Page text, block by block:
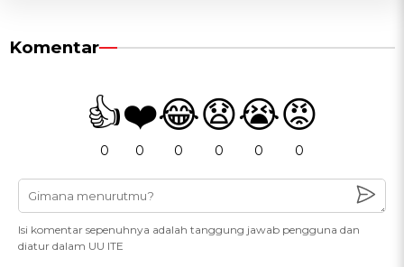
Komentar
👍
0
❤️
0
😂
0
😧
0
😭
0
😡
0
Isi komentar sepenuhnya adalah tanggung jawab pengguna dan
diatur dalam UU ITE